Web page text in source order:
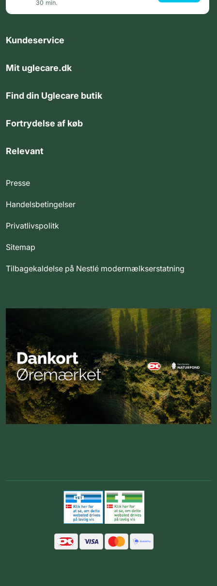
30 min.
Kundeservice
Mit uglecare.dk
Find din Uglecare butik
Fortrydelse af køb
Relevant
Presse
Handelsbetingelser
Privatlivspolitk
Sitemap
Tilbagekaldelse på Nestlé modermælkserstatning